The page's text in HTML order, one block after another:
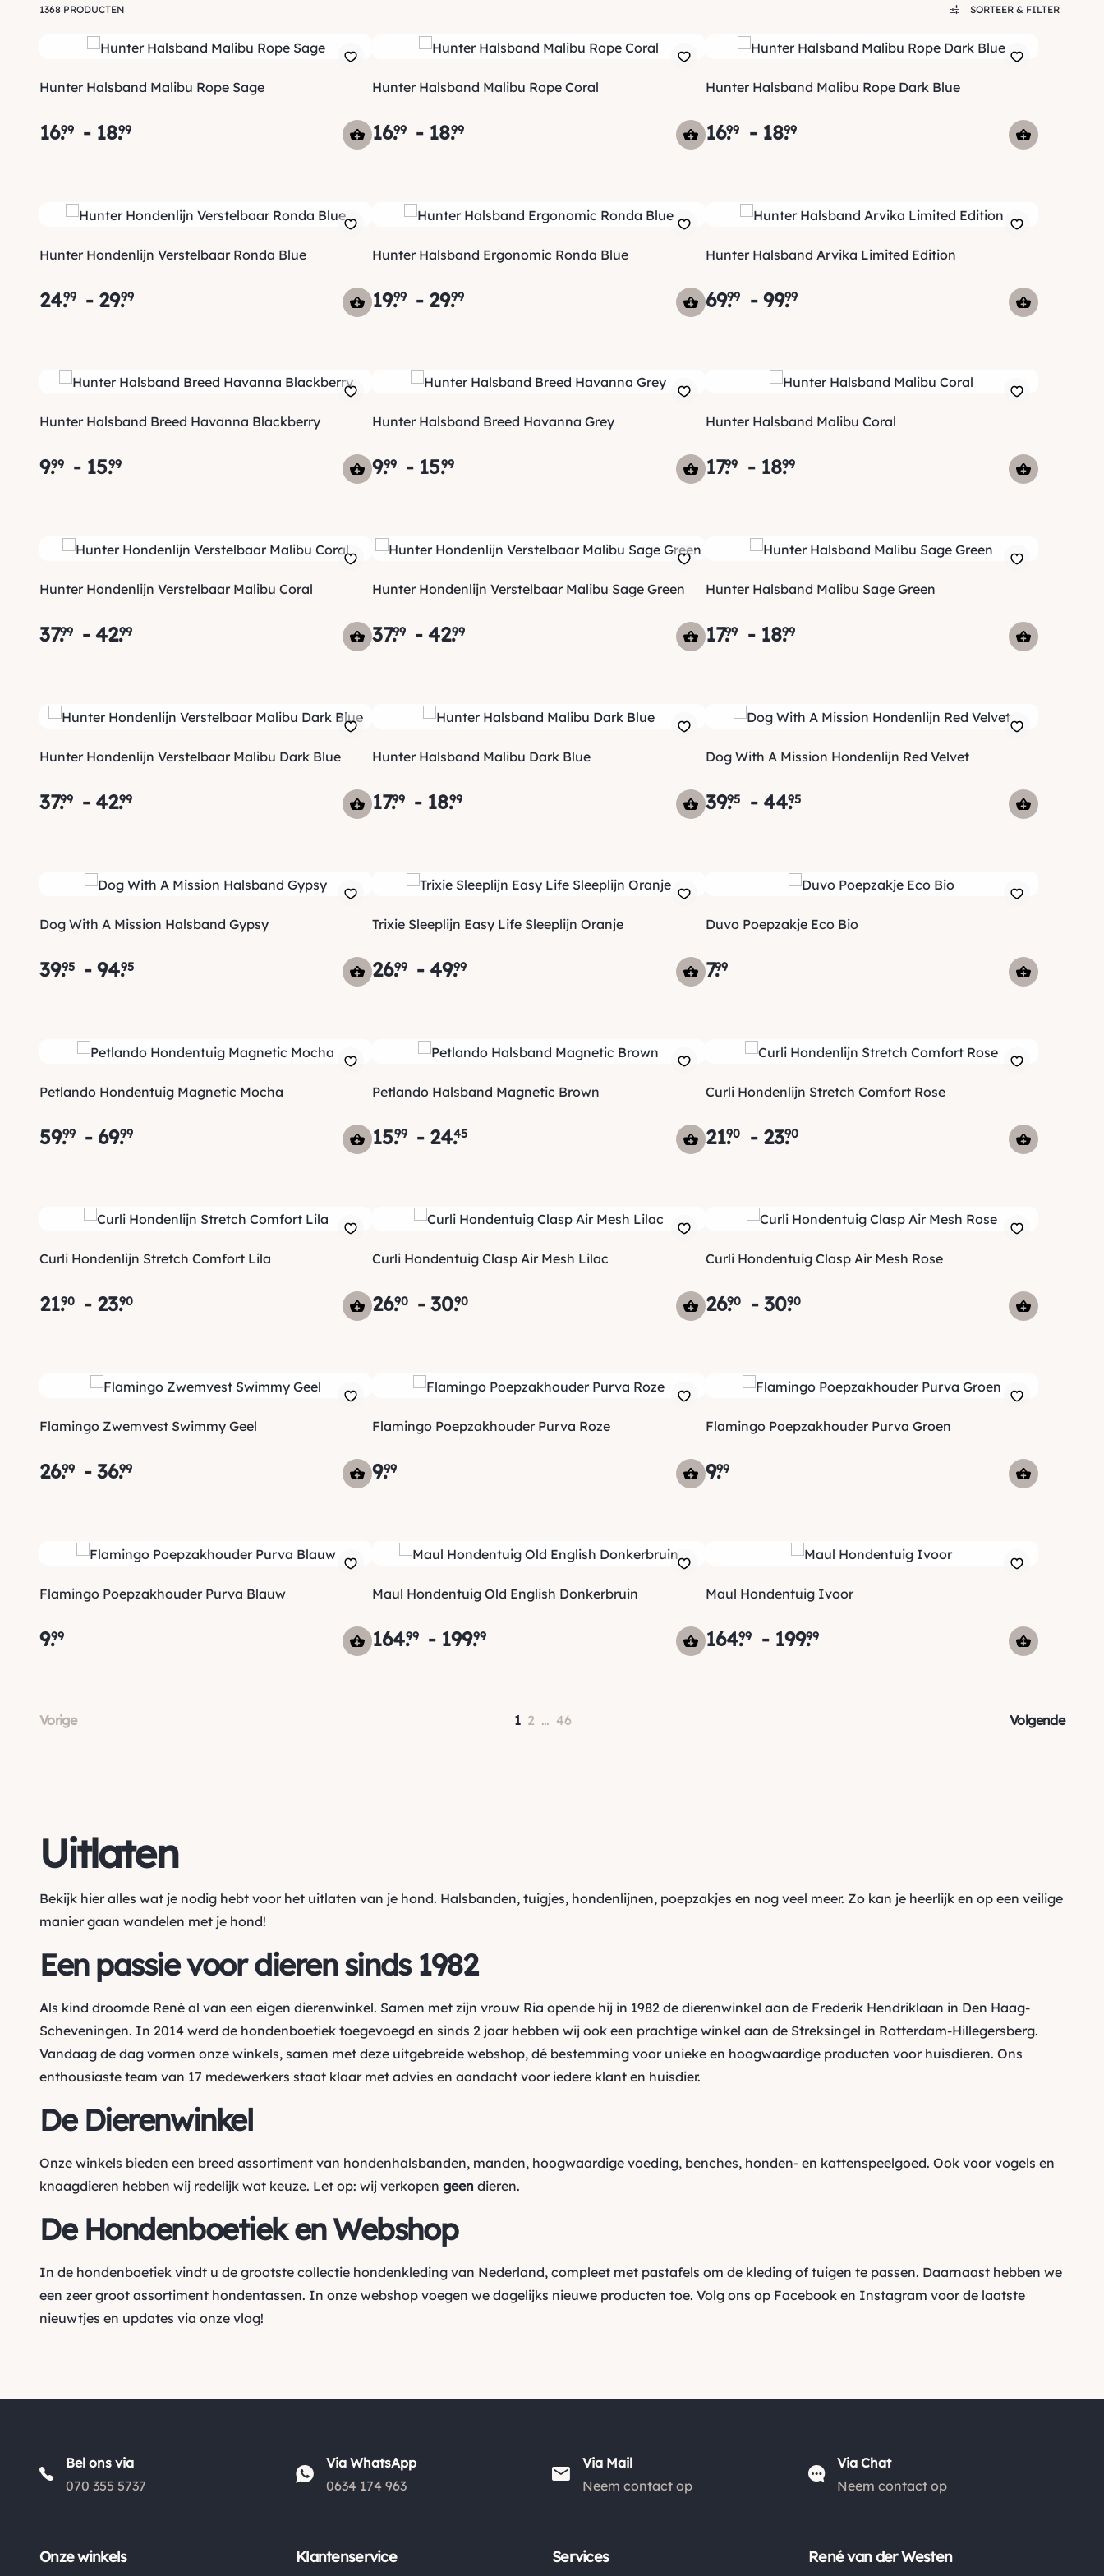
1368 PRODUCTEN SORTEER & FILTER
Hunter Halsband Malibu Rope Sage
16.99 - 18.99
Hunter Halsband Malibu Rope Coral
16.99 - 18.
99
Hunter Halsband Malibu Rope Dark Blue
16.99 - 18.99
Hunter Hondenlijn Verstelbaar Ronda Blue
24.99 - 29.99
Hunter Halsband Ergonomic Ronda Blue
19.99 - 29.99
Hunter Halsband Arvika Limited Edition
69.99 - 99.99
Hunter Halsband Breed Havanna Blackberry
9.99 - 15.99
Hunter Halsband Breed Havanna Grey
9.99 - 15.
99
Hunter Halsband Malibu Coral
17.99 - 18.99
Hunter Hondenlijn Verstelbaar Malibu Coral
37.99 - 42.99
Hunter Hondenlijn Verstelbaar Malibu Sage Green
37.99 -42.99
Hunter Halsband Malibu Sage Green
17.99 - 18.99
Hunter Hondenlijn Verstelbaar Malibu Dark Blue
37.99 - 42.99
Hunter Halsband Malibu Dark Blue
17.99 - 18.
99
Dog With A Mission Hondenlijn Red Velvet
39.95 - 44.95
Dog With A Mission Halsband Gypsy
39.95 - 94.95
Trixie Sleeplijn Easy Life Sleeplijn Oranje
26.99 -49.99
Duvo Poepzakje Eco Bio
7.99
Petlando Hondentuig Magnetic Mocha
59.99 - 69.99
Petlando Halsband Magnetic Brown
15.
99 - 24.
45
Curli Hondenlijn Stretch Comfort Rose
21.90 - 23.90
Curli Hondenlijn Stretch Comfort Lila
21.90 - 23.90
Curli Hondentuig Clasp Air Mesh Lilac
26.90 -30.
90
Curli Hondentuig Clasp Air Mesh Rose
26.90 - 30.90
Flamingo Zwemvest Swimmy Geel
26.99 - 36.99
Flamingo Poepzakhouder Purva Roze
9.99
Flamingo Poepzakhouder Purva Groen
9.99
Flamingo Poepzakhouder Purva Blauw
9.99
Maul Hondentuig Old English Donkerbruin
164.
99 - 199.99
Maul Hondentuig Ivoor
164.99 - 199.99
Vorige 1 2 … 46 Volgende
Uitlaten
Bekijk hier alles wat je nodig hebt voor het uitlaten van je hond. Halsbanden, tuigjes, hondenlijnen, poepzakjes en nog veel meer. Zo kan je heerlijk en op een veilige
maniergaan wandelen met je hond!
Een passie voor dieren sinds 1982
Als kind droomde René al van een eigen dierenwinkel. Samen met zijn vrouw Ria opende hij in 1982 de dierenwinkel aan de Frederik Hendriklaan in Den Haag-
Scheveningen. In 2014 werd de hondenboetiek toegevoegd en sinds 2 jaar hebben wij ook een prachtige winkel aan de Streksingel in Rotterdam-Hillegersberg.
Vandaag de dag vormen onze winkels, samen met deze uitgebreide webshop, dé bestemming voor unieke en hoogwaardige producten voor huisdieren. Ons
enthousiaste team van 17 medewerkers staat klaar met advies en aandacht voor iedere klant en huisdier.
De Dierenwinkel
Onze winkels bieden een breed assortiment van hondenhalsbanden, manden, hoogwaardige voeding, benches, honden- en kattenspeelgoed. Ook voor vogels en
knaagdieren hebben wij redelijk wat keuze. Let op: wij verkopen geen dieren.
De Hondenboetiek en Webshop
In de hondenboetiek vindt u de grootste collectie hondenkleding van Nederland, compleet met pastafels om de kleding of tuigen te passen. Daarnaast hebben we
een zeer groot assortiment hondentassen. In onze webshop voegen we dagelijks nieuwe producten toe. Volg ons op Facebook en Instagram voor de laatste
nieuwtjes en updates via onze vlog!
Bel ons via
070 355 5737
Via WhatsApp
0634 174 963
Via Mail
Neem contact op
Via Chat
Neem contact op
Onze winkels Klantenservice Services René van der Westen